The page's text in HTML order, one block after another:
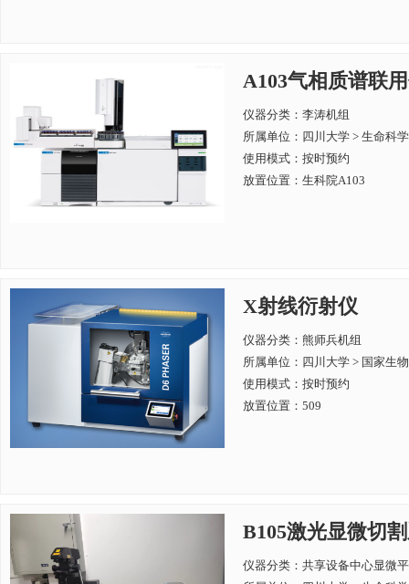
A103气相质谱联
仪器分类：李涛机组
所属单位： 四川大学 > 生命科
使用模式：按时预约
放置位置：生科院A103
X射线衍射仪
仪器分类：熊师兵机组
所属单位： 四川大学 > 国家生
使用模式：按时预约
放置位置：509
B105激光显微切
仪器分类：共享设备中心显微